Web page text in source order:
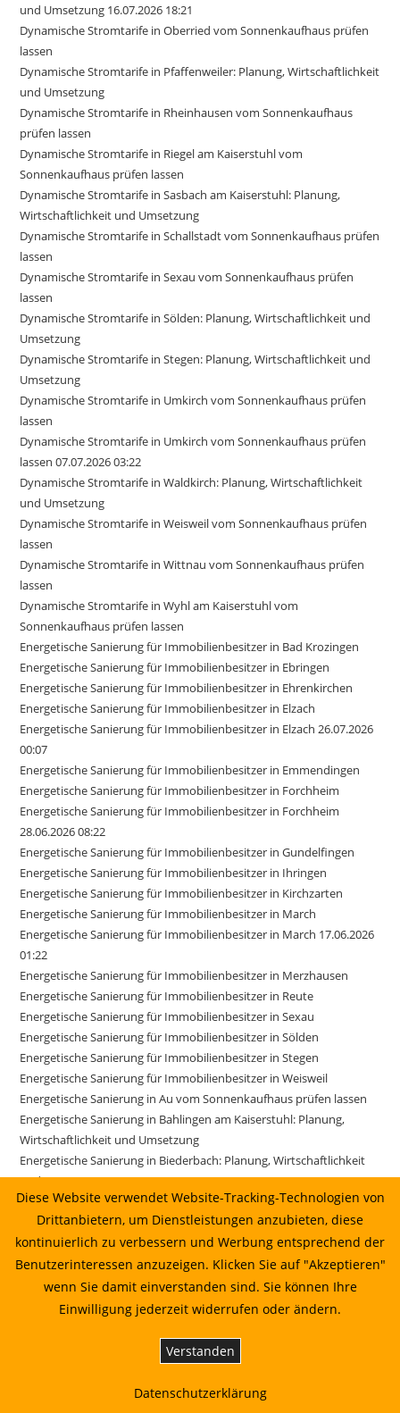
und Umsetzung 16.07.2026 18:21
Dynamische Stromtarife in Oberried vom Sonnenkaufhaus prüfen
lassen
Dynamische Stromtarife in Pfaffenweiler: Planung, Wirtschaftlichkeit
und Umsetzung
Dynamische Stromtarife in Rheinhausen vom Sonnenkaufhaus
prüfen lassen
Dynamische Stromtarife in Riegel am Kaiserstuhl vom
Sonnenkaufhaus prüfen lassen
Dynamische Stromtarife in Sasbach am Kaiserstuhl: Planung,
Wirtschaftlichkeit und Umsetzung
Dynamische Stromtarife in Schallstadt vom Sonnenkaufhaus prüfen
lassen
Dynamische Stromtarife in Sexau vom Sonnenkaufhaus prüfen
lassen
Dynamische Stromtarife in Sölden: Planung, Wirtschaftlichkeit und
Umsetzung
Dynamische Stromtarife in Stegen: Planung, Wirtschaftlichkeit und
Umsetzung
Dynamische Stromtarife in Umkirch vom Sonnenkaufhaus prüfen
lassen
Dynamische Stromtarife in Umkirch vom Sonnenkaufhaus prüfen
lassen 07.07.2026 03:22
Dynamische Stromtarife in Waldkirch: Planung, Wirtschaftlichkeit
und Umsetzung
Dynamische Stromtarife in Weisweil vom Sonnenkaufhaus prüfen
lassen
Dynamische Stromtarife in Wittnau vom Sonnenkaufhaus prüfen
lassen
Dynamische Stromtarife in Wyhl am Kaiserstuhl vom
Sonnenkaufhaus prüfen lassen
Energetische Sanierung für Immobilienbesitzer in Bad Krozingen
Energetische Sanierung für Immobilienbesitzer in Ebringen
Energetische Sanierung für Immobilienbesitzer in Ehrenkirchen
Energetische Sanierung für Immobilienbesitzer in Elzach
Energetische Sanierung für Immobilienbesitzer in Elzach 26.07.2026
00:07
Energetische Sanierung für Immobilienbesitzer in Emmendingen
Energetische Sanierung für Immobilienbesitzer in Forchheim
Energetische Sanierung für Immobilienbesitzer in Forchheim
28.06.2026 08:22
Energetische Sanierung für Immobilienbesitzer in Gundelfingen
Energetische Sanierung für Immobilienbesitzer in Ihringen
Energetische Sanierung für Immobilienbesitzer in Kirchzarten
Energetische Sanierung für Immobilienbesitzer in March
Energetische Sanierung für Immobilienbesitzer in March 17.06.2026
01:22
Energetische Sanierung für Immobilienbesitzer in Merzhausen
Energetische Sanierung für Immobilienbesitzer in Reute
Energetische Sanierung für Immobilienbesitzer in Sexau
Energetische Sanierung für Immobilienbesitzer in Sölden
Energetische Sanierung für Immobilienbesitzer in Stegen
Energetische Sanierung für Immobilienbesitzer in Weisweil
Energetische Sanierung in Au vom Sonnenkaufhaus prüfen lassen
Energetische Sanierung in Bahlingen am Kaiserstuhl: Planung,
Wirtschaftlichkeit und Umsetzung
Energetische Sanierung in Biederbach: Planung, Wirtschaftlichkeit
und Umsetzung
Energetische Sanierung in Biederbach: Planung, Wirtschaftlichkeit
und Umsetzung 01.07.2026 00:22
Energetische Sanierung in Bötzingen vom Sonnenkaufhaus prüfen
lassen
Energetische Sanierung in Bötzingen: Planung, Wirtschaftlichkeit
und Umsetzung
Energetische Sanierung in Buchenbach vom Sonnenkaufhaus
Diese Website verwendet Website-Tracking-Technologien von
Drittanbietern, um Dienstleistungen anzubieten, diese
kontinuierlich zu verbessern und Werbung entsprechend der
Benutzerinteressen anzuzeigen. Klicken Sie auf "Akzeptieren"
wenn Sie damit einverstanden sind. Sie können Ihre
Einwilligung jederzeit widerrufen oder ändern.
Verstanden
Datenschutzerklärung